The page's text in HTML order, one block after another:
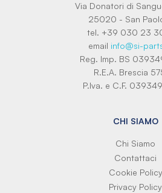
Via Donatori di
25020 - San
tel. +39 030 23
email info@si-
Reg. Imp. BS
R.E.A. Brescia
P.Iva. e C.F.
CHI SIAMO
Chi Siamo
Contattaci
Cookie Policy
Privacy Policy